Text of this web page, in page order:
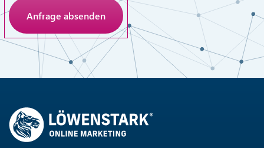
Anti-Roboter-Verifizierung
Hier klicken